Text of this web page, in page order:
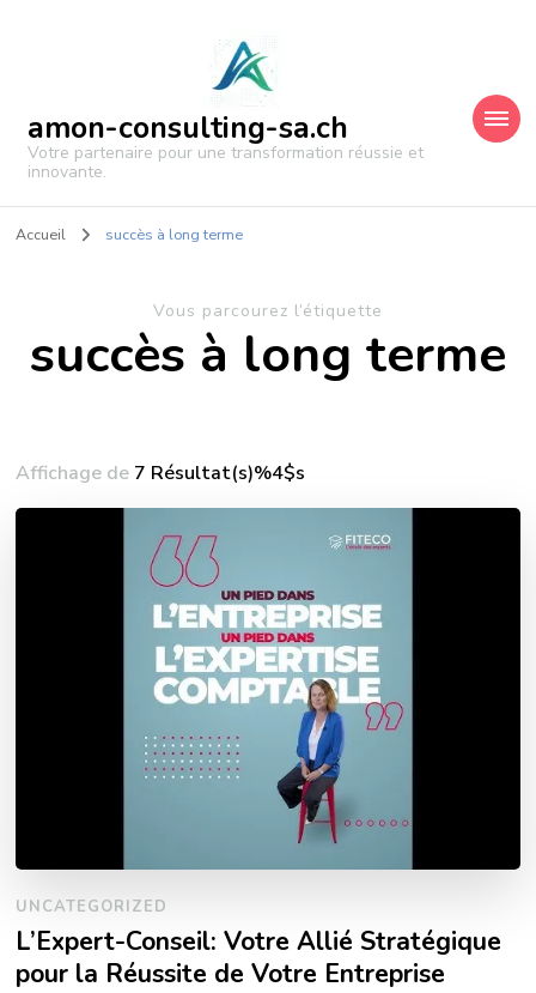
amon-consulting-sa.ch
Votre partenaire pour une transformation réussie et
innovante.
Accueil succès à long terme
Vous parcourez l’étiquette
succès à long terme
Affichage de 7 Résultat(s)%4$s
UNCATEGORIZED
L’Expert-Conseil: Votre Allié Stratégique
pour la Réussite de Votre Entreprise